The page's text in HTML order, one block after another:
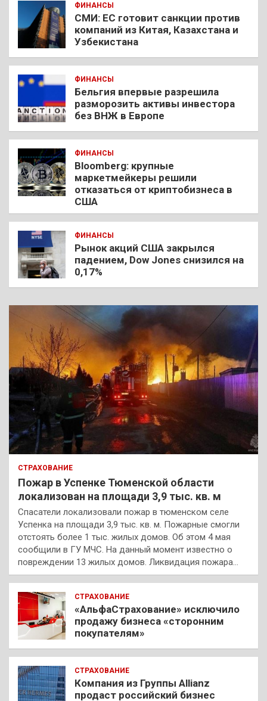
ФИНАНСЫ
СМИ: ЕС готовит санкции против
компаний из Китая, Казахстана и
Узбекистана
ФИНАНСЫ
Бельгия впервые разрешила
разморозить активы инвестора
без ВНЖ в Европе
ФИНАНСЫ
Bloomberg: крупные
маркетмейкеры решили
отказаться от криптобизнеса в
США
ФИНАНСЫ
Рынок акций США закрылся
падением, Dow Jones снизился на
0,17%
СТРАХОВАНИЕ
Пожар в Успенке Тюменской области
локализован на площади 3,9 тыс. кв. м
Спасатели локализовали пожар в тюменском селе
Успенка на площади 3,9 тыс. кв. м. Пожарные смогли
отстоять более 1 тыс. жилых домов. Об этом 4 мая
сообщили в ГУ МЧС. На данный момент известно о
повреждении 13 жилых домов. Ликвидация пожара…
СТРАХОВАНИЕ
«АльфаСтрахование» исключило
продажу бизнеса «сторонним
покупателям»
СТРАХОВАНИЕ
Компания из Группы Allianz
продаст российский бизнес